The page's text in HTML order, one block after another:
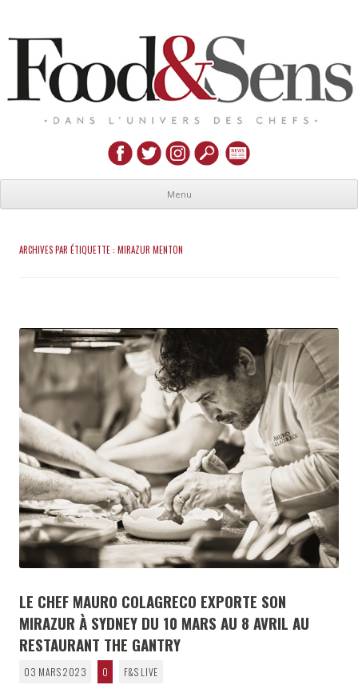
Menu
ARCHIVES PAR ÉTIQUETTE : MIRAZUR MENTON
LE CHEF MAURO COLAGRECO EXPORTE SON
MIRAZUR À SYDNEY DU 10 MARS AU 8 AVRIL AU
RESTAURANT THE GANTRY
03 MARS 2023 0 F&S LIVE